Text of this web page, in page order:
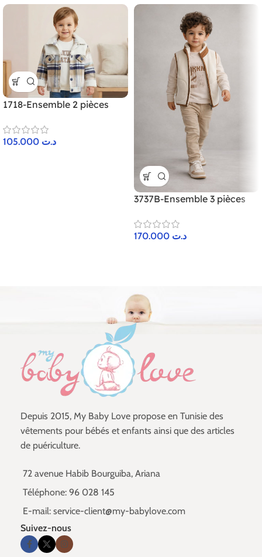
1718-Ensemble 2 pièces
د.ت
3737B-Ensemble 3 pièces
د.ت
Depuis 2015, My Baby Love propose en Tunisie des
vêtements pour bébés et enfants ainsi que des articles
de puériculture.
72 avenue Habib Bourguiba, Ariana
Téléphone: 96 028 145
E-mail: service-client@my-babylove.com
Suivez-nous